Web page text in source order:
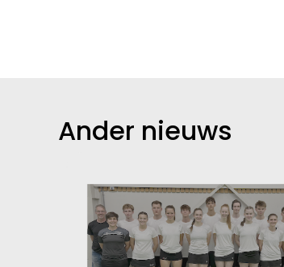
Ander nieuws